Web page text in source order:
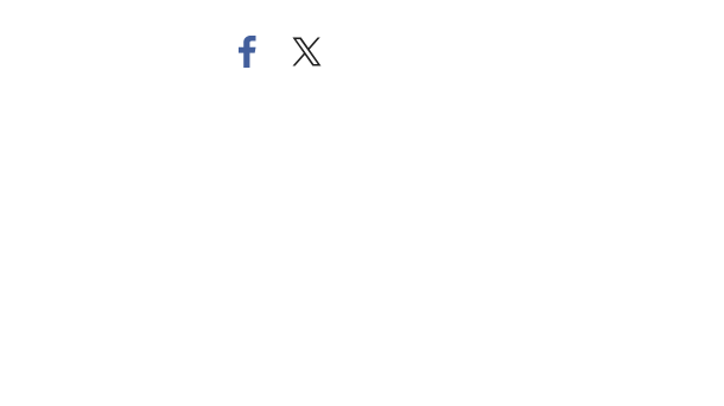
페
이
트
위